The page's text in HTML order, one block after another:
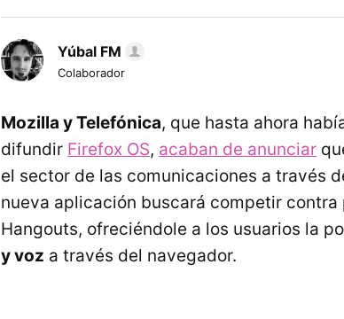
Yúbal FM
Colaborador
Mozilla y Telefónica, que hasta ahora
difundir Firefox OS, acaban de anunciar
el sector de las comunicaciones a través
nueva aplicación buscará competir contra
Hangouts, ofreciéndole a los usuarios la
y voz a través del navegador.